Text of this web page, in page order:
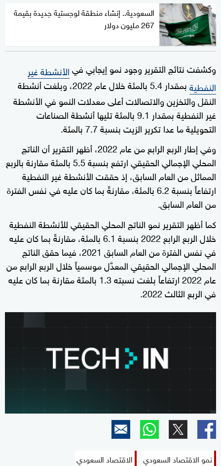
السعودية.. إنشاء منطقة لوجستية جديدة بقيمة
267 مليون دولار
وكشفت نتائج التقرير وجود نمو إيجابي فيالأنشطة غير
النفطية
بمقدار 5.4 بالمئة خلال عام 2022، وبلغت أنشطة
النقل والتخزين والاتصالات أعلى معدلات النمو في الأنشطة
غير النفطية بمقدار 9.1 بالمئة تليها أنشطة الصناعات
التحويلية ما عدا تكرير الزيت بنسبة 7.7 بالمئة.
وفي إطار الربع الرابع من عام 2022، أظهر التقرير أن الناتج
المحلي الإجمالي الحقيقي ارتفع بنسبة 5.5 بالمئة مقارنة بالربع
المماثل من العام السابق، إذ حققت الأنشطة غير النفطية
ارتفاعاً بنسبة 6.2 بالمئة، مقارنةً بما كان عليه في نفس الفترة
من العام السابق.
كما أظهر التقرير نمو الناتج المحلي الحقيقي للأنشطة النفطية
خلال الربع الرابع 2022 بنسبة 6.1 بالمئة، مقارنةً بما كان عليه
في نفس الفترة من العام السابق 2021، فيما حقق الناتج
المحلي الإجمالي الحقيقي المعدَّل موسمياً خلال الربع الرابع من
عام 2022 ارتفاعاً بلغت نسبته 1.3 بالمئة مقارنة بما كان عليه
في الربع الثالث 2022.
نمو الاقتصاد السعودي الاقتصاد السعودي